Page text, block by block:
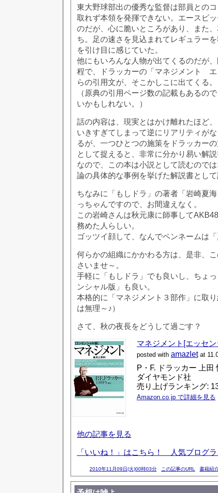
東大野球部出の優秀な監督は部員との
取れず本領を発揮できない。エースピ
のだが、心に脆いところがあり、また
ち。足の速さを見込まれてレギュラー
を引け目に感じていた。
他にもいろんな人物が出てくるのだが
程で、ドラッカーの「マネジメント
らの引用文が、そこかしこに出てくる。
（原典の引用ページ数の記載もあるの
いかもしれない。）
話の内容は、現実とはかけ離れたほど
いきすぎてしまって逆にリアリティが
るが、一つひとつの施策をドラッカー
として捉えると、非常に分かり易い解
なので、この本は小説として読むので
論の具体的な事例を挙げた解説書とし
ちなみに「もしドラ」の著者「岩崎夏
っちゃんですので、お間違えなく。
この岩崎さんは秋元康に師事して
務めた人らしい。
ゴッツイ顔して、なんでペンネームは
何らかの組織にかかわる方は、是非、
さいませ～。
手軽に「もしドラ」でも良いし、ちょ
ンシャル版」も良い。
本格的に「マネジメント３部作」に取
は無理～♪）
さて、秋の夜長をどうして過ごす？
マネジメント[エッセ
posted with amazletat
P・F. ドラッカー 上田
ダイヤモンド社
売り上げランキング:
Amazon.co.jp で詳細を見る
他の記事を見る
「いいね！」はこちら！ 人気ブログ
2010年11月09日(火)00時03分 この記事のURL 書籍紹